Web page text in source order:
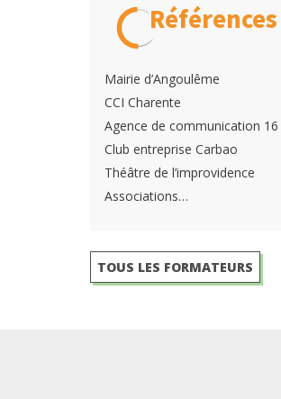
Mairie d’Angoulême
CCI Charente
Agence de communication 16
Club entreprise Carbao
Théâtre de l’improvidence
Associations…
TOUS LES FORMATEURS